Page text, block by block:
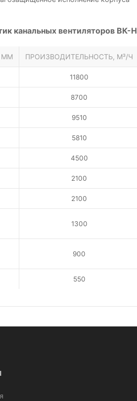
канальных вентиляторов ВК-Н
ММ ПРОИЗВОДИТЕЛЬНОСТЬ, М³/Ч
11800
8700
9510
5810
4500
2100
2100
1300
900
550